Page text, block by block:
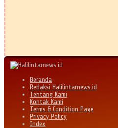
Beranda
Redaksi Halilintarnews.id
Tentang Kami
Kontak Kami
Terms & Condition Page
Privacy Policy
Index